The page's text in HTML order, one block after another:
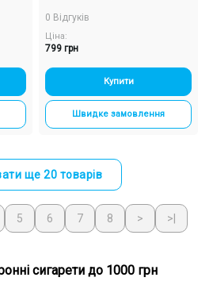
0 Відгуків
Ціна:
799 грн
Купити
Швидке замовлення
ще 20 товарів
5 6 7 8 > >|
сигарети до 1000 грн